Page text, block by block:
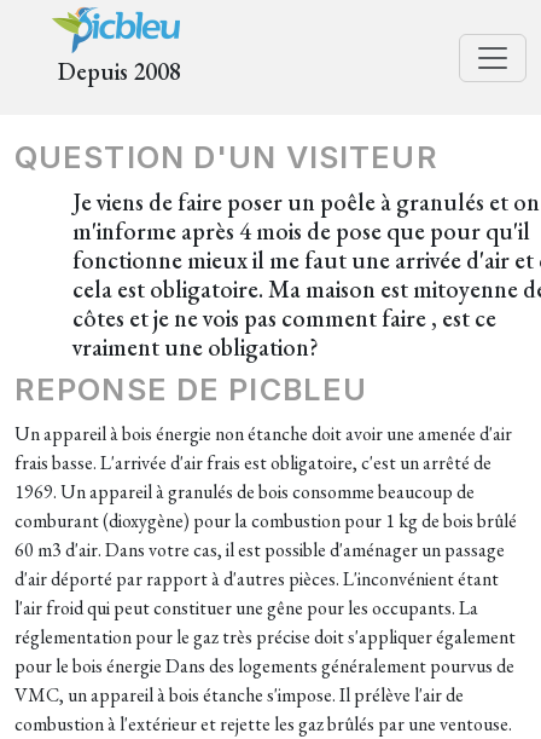
Depuis 2008
QUESTION D'UN VISITEUR
Je viens de faire poser un poêle à granulés et on
m'informe après 4 mois de pose que pour qu'il
fonctionne mieux il me faut une arrivée d'air et
cela est obligatoire. Ma maison est mitoyenne
côtes et je ne vois pas comment faire , est ce
vraiment une obligation?
REPONSE DE PICBLEU
Un appareil à bois énergie non étanche doit avoir une amenée d'air
frais basse. L'arrivée d'air frais est obligatoire, c'est un arrêté de
1969. Un appareil à granulés de bois consomme beaucoup de
comburant (dioxygène) pour la combustion pour 1 kg de bois brûlé
60 m3 d'air. Dans votre cas, il est possible d'aménager un passage
d'air déporté par rapport à d'autres pièces. L'inconvénient étant
l'air froid qui peut constituer une gêne pour les occupants. La
réglementation pour le gaz très précise doit s'appliquer également
pour le bois énergie Dans des logements généralement pourvus de
VMC, un appareil à bois étanche s'impose. Il prélève l'air de
combustion à l'extérieur et rejette les gaz brûlés par une ventouse.